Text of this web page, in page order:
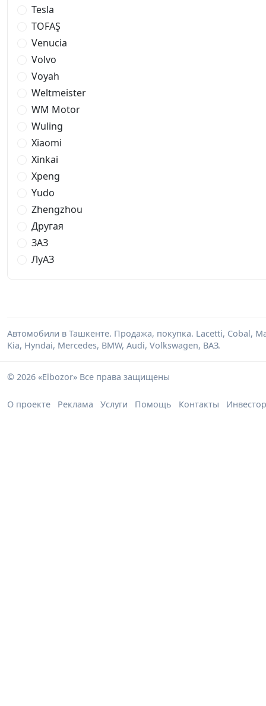
Tesla
TOFAŞ
Venucia
Volvo
Voyah
Weltmeister
WM Motor
Wuling
Xiaomi
Xinkai
Xpeng
Yudo
Zhengzhou
Другая
ЗАЗ
ЛуАЗ
Автомобили в Ташкенте. Продажа, покупка. Lacetti, Cobal,
Kia, Hyndai, Mercedes, BMW, Audi, Volkswagen, ВАЗ.
© 2026 «Elbozor» Все права защищены
О проекте Реклама Услуги Помощь Контакты